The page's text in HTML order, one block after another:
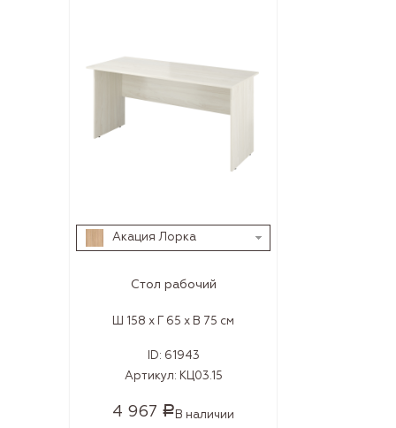
Акация Лорка
Стол рабочий
Ш 158 x Г 65 x В 75 см
ID: 61943
Артикул: КЦ03.15
4 967 Р В наличии